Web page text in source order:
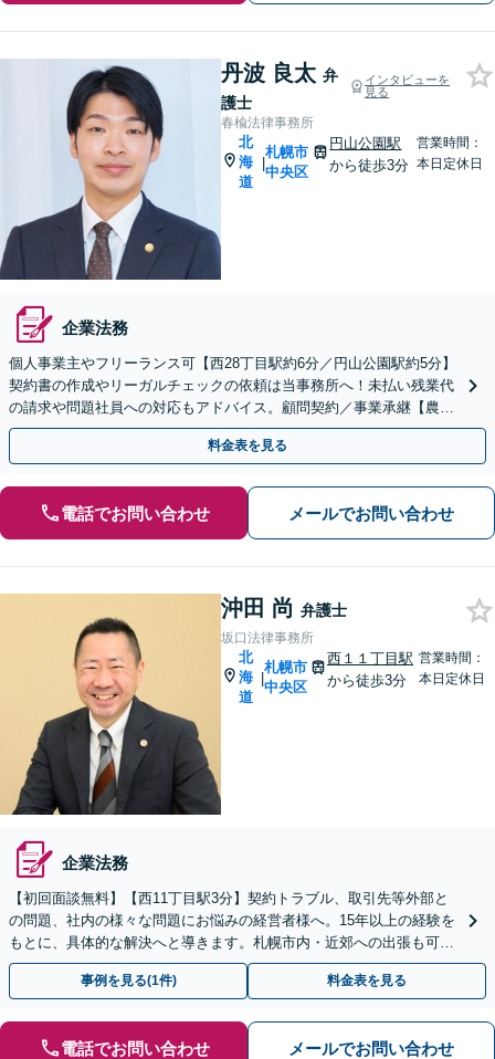
丹波 良太 弁
護士
インタビューを
見る
春楡法律事務所
北
海
道
|
札幌市
中央区
円山公園駅
から徒歩3分
営業時間：
本日定休日
企業法務
個人事業主やフリーランス可【西28丁目駅約6分／円山公園駅約5分】
契約書の作成やリーガルチェックの依頼は当事務所へ！未払い残業代
の請求や問題社員への対応もアドバイス。顧問契約／事業承継【農業
業界の顧問実績あり】
料金表を見る
電話でお問い合わせ メールでお問い合わせ
沖田 尚 弁護士
坂口法律事務所
北
海
道
|
札幌市
中央区
西１１丁目駅
から徒歩3分
営業時間：
本日定休日
企業法務
【初回面談無料】【西11丁目駅3分】契約トラブル、取引先等外部と
の問題、社内の様々な問題にお悩みの経営者様へ。15年以上の経験を
もとに、具体的な解決へと導きます。札幌市内・近郊への出張も可能
です【電話・メール・WEB相談可】
事例を見る(1件) 料金表を見る
電話でお問い合わせ メールでお問い合わせ